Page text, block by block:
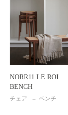
NORR11 LE ROI
BENCH
チェア ベンチ